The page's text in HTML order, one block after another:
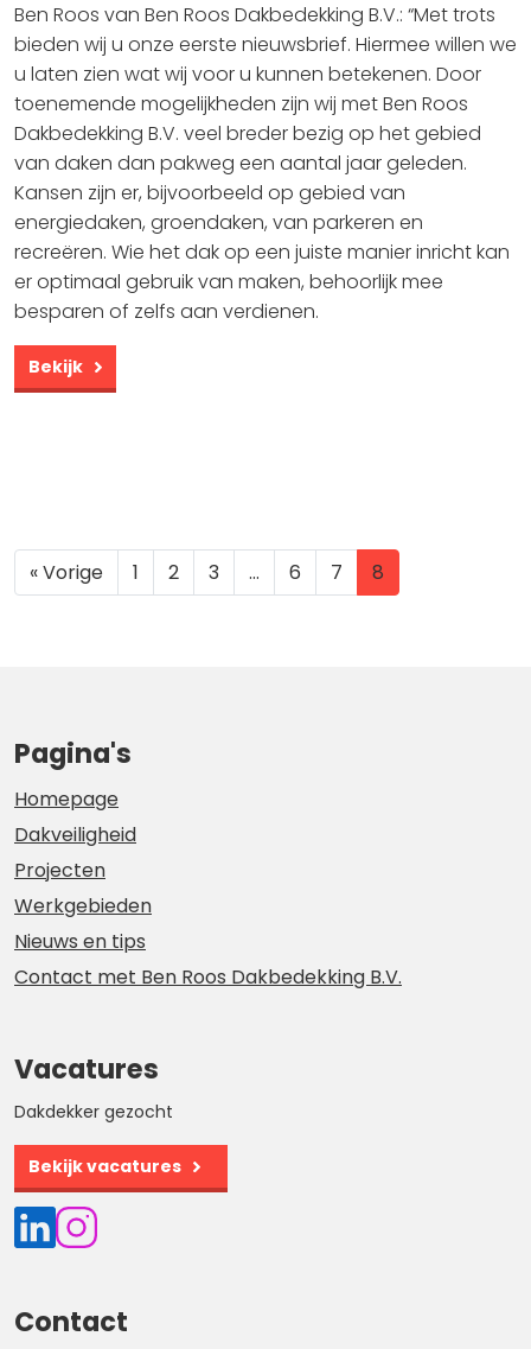
Ben Roos van Ben Roos Dakbedekking B.V.: “Met trots
bieden wij u onze eerste nieuwsbrief. Hiermee willen we
u laten zien wat wij voor u kunnen betekenen. Door
toenemende mogelijkheden zijn wij met Ben Roos
Dakbedekking B.V. veel breder bezig op het gebied
van daken dan pakweg een aantal jaar geleden.
Kansen zijn er, bijvoorbeeld op gebied van
energiedaken, groendaken, van parkeren en
recreëren. Wie het dak op een juiste manier inricht kan
er optimaal gebruik van maken, behoorlijk mee
besparen of zelfs aan verdienen.
Bekijk
« Vorige 1 2 3 … 6 7 8
Pagina's
Homepage
Dakveiligheid
Projecten
Werkgebieden
Nieuws en tips
Contact met Ben Roos Dakbedekking B.V.
Vacatures
Dakdekker gezocht
Bekijk vacatures
Contact